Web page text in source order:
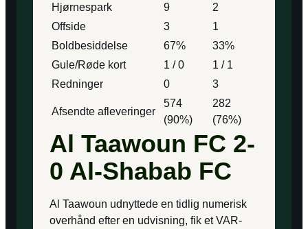
Hjørnespark
9
2
Offside
3
1
Boldbesiddelse
67%
33%
Gule/Røde kort
1 / 0
1 / 1
Redninger
0 3
Afsendte afleveringer
574
(90%)
282
(76%)
Al Taawoun FC 2-
0 Al-Shabab FC
Al Taawoun udnyttede en tidlig numerisk
overhånd efter en udvisning, fik et VAR-